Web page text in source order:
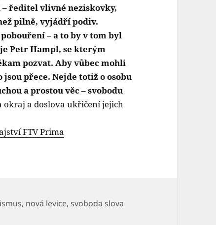
ředitel vlivné neziskovky,
pilně, vyjádří podiv.
– a to by v tom byl
Petr Hampl, se kterým
pozvat. Aby vůbec mohli
přece. Nejde totiž o osobu
a prostou věc – svobodu
a doslova ukřičení jejich
FTV Prima
, nová levice, svoboda slova
které nesmí být vysloveno